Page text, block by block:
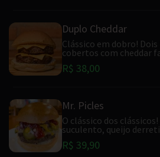
Duplo Cheddar
Clássico em dobro!
cobertos com cheddar
R$ 38,00
Mr. Picles
O clássico dos
suculento, queijo
R$ 39,90